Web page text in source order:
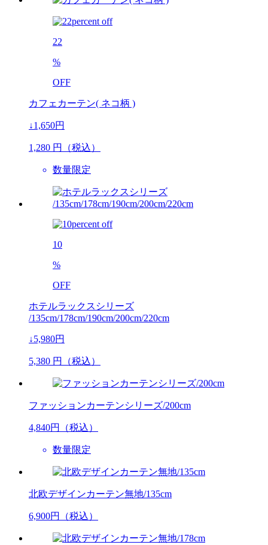
22
%
OFF
カフェカーテン( ネコ柄 )
↓1,650円
1,280 円（税込）
数量限定
10
%
OFF
ホテルラックスシリーズ
/135cm/178cm/190cm/200cm/220cm
↓5,980円
5,380 円（税込）
ファッションカーテンシリーズ/200cm
4,840円（税込）
数量限定
北欧デザインカーテン無地/135cm
6,900円（税込）